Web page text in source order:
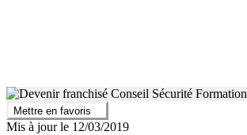
Mettre en favoris
Mis à jour le 12/03/2019